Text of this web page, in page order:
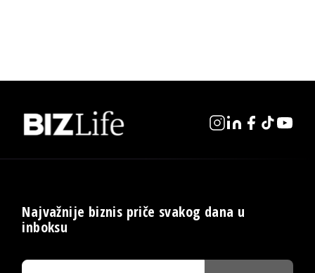
Najvažnije biznis priče svakog dana u
inboksu